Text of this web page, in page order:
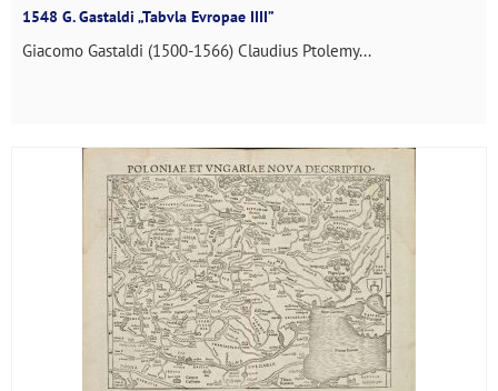
1548 G. Gastaldi „Tabvla Evropae IIII”
Giacomo Gastaldi (1500-1566) Claudius Ptolemy...